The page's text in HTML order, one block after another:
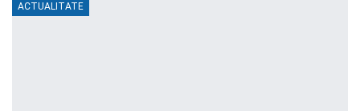
ACTUALITATE